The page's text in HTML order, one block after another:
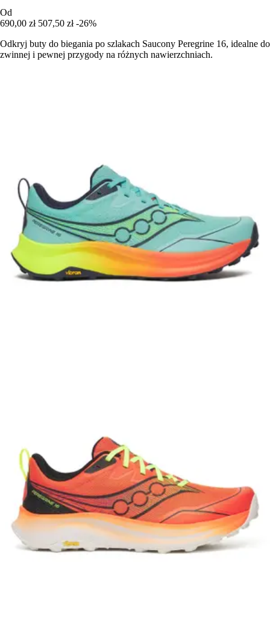
Od
690,00 zł 507,50 zł -26%
Odkryj buty do biegania po szlakach Saucony Peregrine 16, idealne do
zwinnej i pewnej przygody na różnych nawierzchniach.